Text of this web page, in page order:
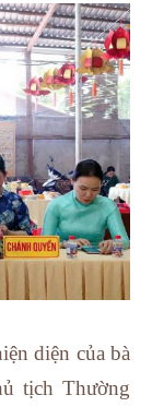
diện của bà
tịch Thường